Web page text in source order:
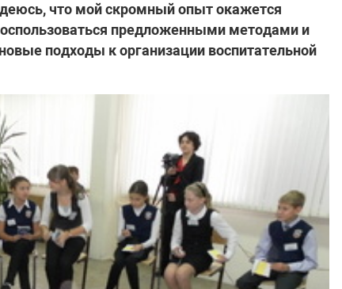
что мой скромный опыт окажется
предложенными методами и
подходы к организации воспитательной